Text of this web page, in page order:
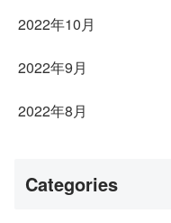
2022年10月
2022年9月
2022年8月
Categories